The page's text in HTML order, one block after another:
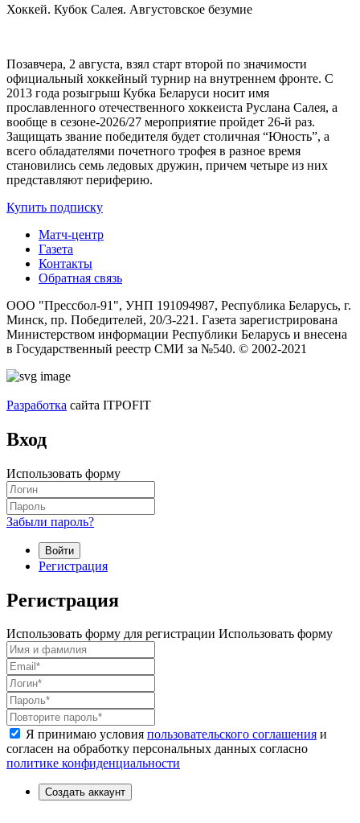
Хоккей. Кубок Салея. Августовское безумие
Позавчера, 2 августа, взял старт второй по значимости
официальный хоккейный турнир на внутреннем фронте. C
2013 года розыгрыш Кубка Беларуси носит имя
прославленного отечественного хоккеиста Руслана Салея, а
вообще в сезоне-2026/27 мероприятие пройдет 26-й раз.
Защищать звание победителя будет столичная “Юность”, а
всего обладателями почетного трофея в разное время
становились семь ледовых дружин, причем четыре из них
представляют периферию.
Купить подписку
Матч-центр
Газета
Контакты
Обратная связь
ООО "Прессбол-91", УНП 191094987, Республика Беларусь, г.
Минск, пр. Победителей, 20/3-221. Газета зарегистрирована
Министерством информации Республики Беларусь и внесена
в Государственный реестр СМИ за №540. © 2002-2021
Разработка сайта ITPOFIT
Вход
Использовать форму
Забыли пароль?
Войти
Регистрация
Регистрация
Использовать форму для регистрации Использовать форму
Я принимаю условия пользовательского соглашения и
согласен на обработку персональных данных согласно
политике конфиденциальности
Создать аккаунт